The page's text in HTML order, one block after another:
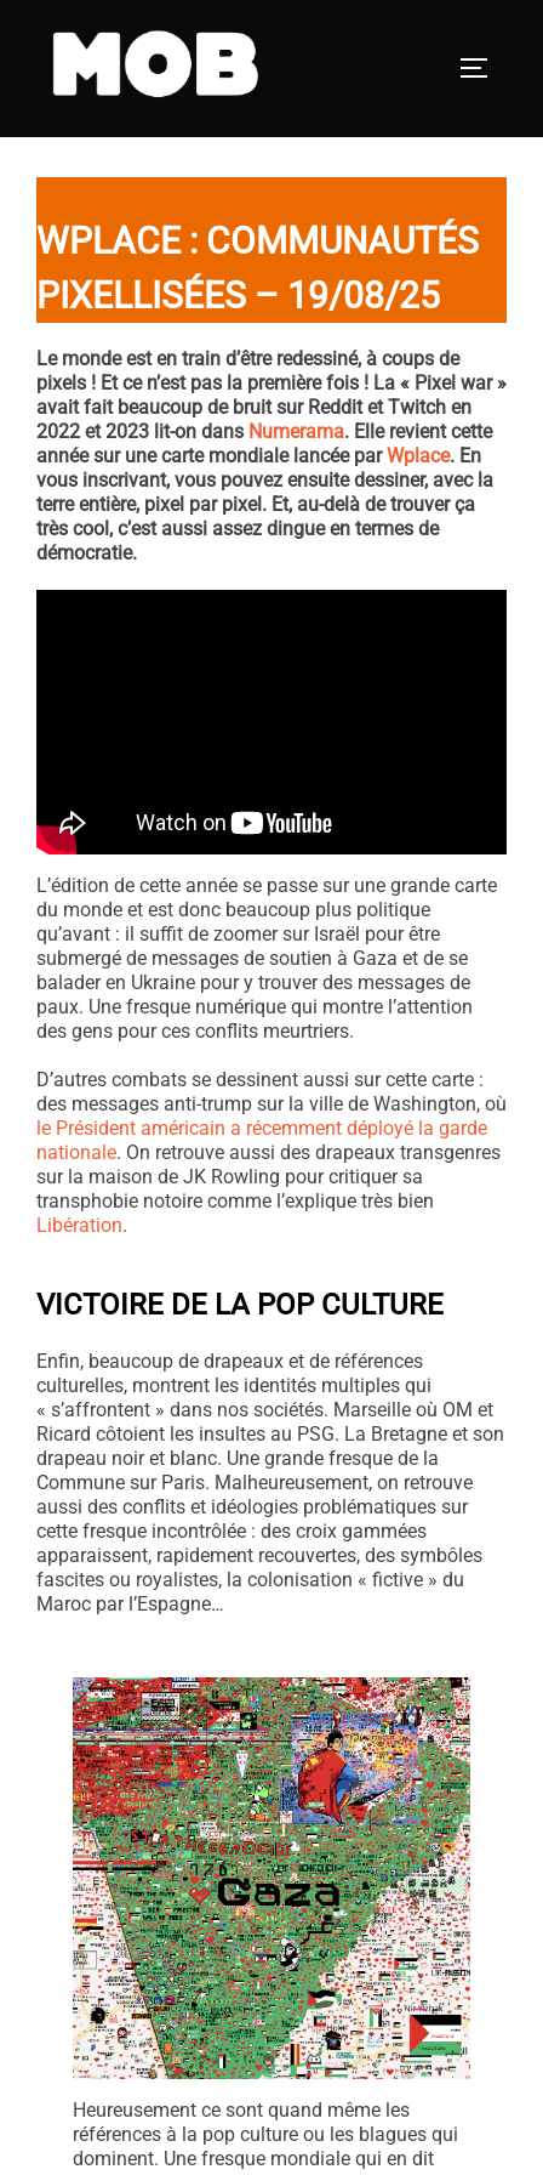
WPLACE : COMMUNAUTÉS
PIXELLISÉES – 19/08/25
Le monde est en train d’être redessiné, à coups de
pixels ! Et ce n’est pas la première fois ! La « Pixel war »
avait fait beaucoup de bruit sur Reddit et Twitch en
2022 et 2023 lit-on dans Numerama. Elle revient cette
année sur une carte mondiale lancée parWplace. En
vous inscrivant, vous pouvez ensuite dessiner, avec la
terre entière, pixel par pixel. Et, au-delà de trouver ça
très cool, c’est aussi assez dingue en termes de
démocratie.
L’édition de cette année se passe sur une grande carte
du monde et est donc beaucoup plus politique
qu’avant : il suffit de zoomer sur Israël pour être
submergé de messages de soutien à Gaza et de se
balader en Ukraine pour y trouver des messages de
paux. Une fresque numérique qui montre l’attention
des gens pour ces conflits meurtriers.
D’autres combats se dessinent aussi sur cette carte :
des messages anti-trump sur la ville de Washington, où
le Président américain a récemment déployé la garde
nationale. On retrouve aussi des drapeaux transgenres
sur la maison de JK Rowling pour critiquer sa
transphobie notoire comme l’explique très bien
Libération.
VICTOIRE DE LA POP CULTURE
Enfin, beaucoup de drapeaux et de références
culturelles, montrent les identités multiples qui
« s’affrontent » dans nos sociétés. Marseille où OM et
Ricard côtoient les insultes au PSG. La Bretagne et son
drapeau noir et blanc. Une grande fresque de la
Commune sur Paris. Malheureusement, on retrouve
aussi des conflits et idéologies problématiques sur
cette fresque incontrôlée : des croix gammées
apparaissent, rapidement recouvertes, des symbôles
fascites ou royalistes, la colonisation « fictive » du
Maroc par l’Espagne…
Heureusement ce sont quand même les
références à la pop culture ou les blagues qui
dominent. Une fresque mondiale qui en dit